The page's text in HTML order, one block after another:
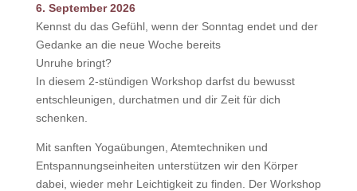
6. September 2026
Kennst du das Gefühl, wenn der Sonntag endet und der
Gedanke an die neue Woche bereits
Unruhe bringt?
In diesem 2-stündigen Workshop darfst du bewusst
entschleunigen, durchatmen und dir Zeit für dich
schenken.
Mit sanften Yogaübungen, Atemtechniken und
Entspannungseinheiten unterstützen wir den Körper
dabei, wieder mehr Leichtigkeit zu finden. Der Workshop